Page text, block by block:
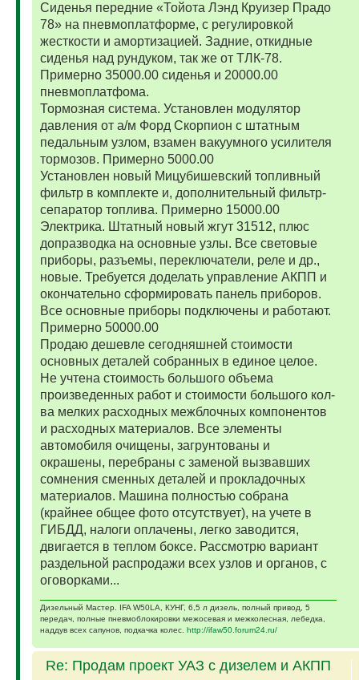
Сиденья передние «Тойота Лэнд Круизер Прадо
78» на пневмоплатформе, с регулировкой
жесткости и амортизацией. Задние, откидные
сиденья над рундуком, так же от ТЛК-78.
Примерно 35000.00 сиденья и 20000.00
пневмоплатфома.
Тормозная система. Установлен модулятор
давления от а/м Форд Скорпион с штатным
педальным узлом, взамен вакуумного усилителя
тормозов. Примерно 5000.00
Установлен новый Мицубишевский топливный
фильтр в комплекте и, дополнительный фильтр-
сепаратор топлива. Примерно 15000.00
Электрика. Штатный новый жгут 31512, плюс
допразводка на основные узлы. Все световые
приборы, разъемы, переключатели, реле и др.,
новые. Требуется доделать управление АКПП и
окончательно сформировать панель приборов.
Все основные приборы подключены и работают.
Примерно 50000.00
Продаю дешевле сегодняшней стоимости
основных деталей собранных в единое целое.
Не учтена стоимость большого объема
произведенных работ и стоимости большого кол-
ва мелких расходных межблочных компонентов
и расходных материалов. Все элементы
автомобиля очищены, загрунтованы и
окрашены, перебраны с заменой вызвавших
сомнения сменных деталей и прокладочных
материалов. Машина полностью собрана
(крайнее общее фото отсутствует), на учете в
ГИБДД, налоги оплачены, легко заводится,
двигается в теплом боксе. Рассмотрю вариант
раздельной распродажи всех узлов и органов, с
оговорками...
Дизельный Мастер. IFA W50LA, КУНГ, 6,5 л дизель, полный привод, 5
передач, полные пневмоблокировки межосевая и межколесная, лебедка,
наддув всех сапунов, подкачка колес. http://ifaw50.forum24.ru/
Re: Продам проект УАЗ с дизелем и АКПП